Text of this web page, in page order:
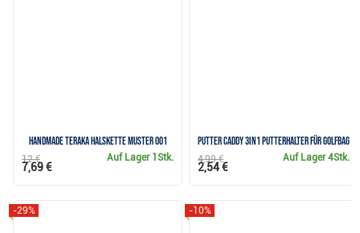
Handmade Teraka Halskette Muster 001
Auf Lager 1Stk.
12 €
7,69 €
Putter Caddy 3in1 Putterhalter für Golfbag
Auf Lager4Stk.
4,99 €
2,54 €
-29% -10%